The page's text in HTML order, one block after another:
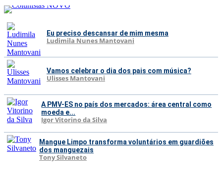
Eu preciso descansar de mim mesma
Ludimila Nunes Mantovani
Vamos celebrar o dia dos pais com música?
Ulisses Mantovani
A PMV-ES no país dos mercados: área central como
moeda e...
Igor Vitorino da Silva
Mangue Limpo transforma voluntários em guardiões
dos manguezais
Tony Silvaneto